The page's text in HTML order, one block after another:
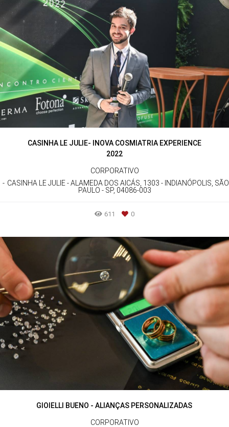
CASINHA LE JULIE- INOVA COSMIATRIA EXPERIENCE
2022
CORPORATIVO
CASINHA LE JULIE - ALAMEDA DOS AICÁS, 1303 - INDIANÓPOLIS, SÃO
PAULO - SP, 04086-003
611 0
GIOIELLI BUENO - ALIANÇAS PERSONALIZADAS
CORPORATIVO